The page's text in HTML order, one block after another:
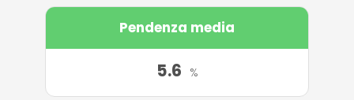
Pendenza media
5.6 %